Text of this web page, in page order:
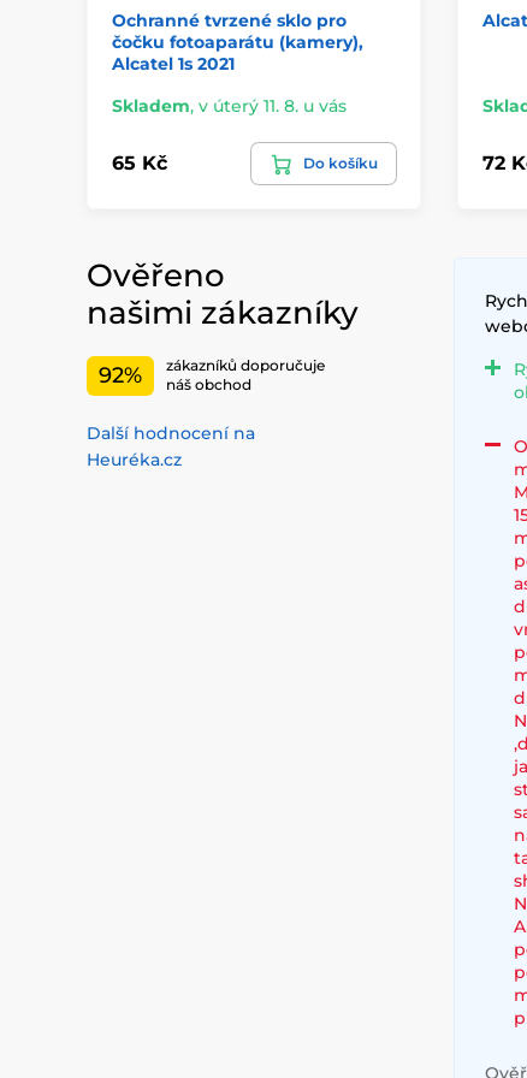
Ochranné tvrzené sklo pro
čočku fotoaparátu (kamery),
Alcatel 1s 2021
Skladem, v úterý 11. 8. u vás
65 Kč Do košíku 72
Ověřeno
našimi zákazníky
92%
zákazníků doporučuje
náš obchod
Další hodnocení na
Heuréka.cz